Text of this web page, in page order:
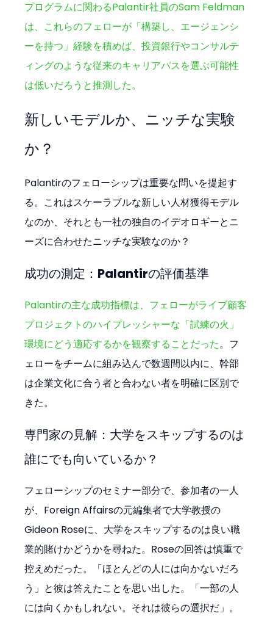
プログラムに関わるPalantir社員のSam Feldman
は、これらのフェローが「構築し、エージェンシ
ーを持つ」経験を積めば、投資銀行やコンサルテ
ィングのような従来のキャリアパスを選ぶ可能性
は低いだろうと推測した。
新しいモデルか、ニッチな実験
か？
Palantirのフェローシップは重要な問いを提起す
る。これはスケーラブルな新しい人材獲得モデル
なのか、それとも一社の独自のイデオロギーとニ
ーズに合わせたニッチな実験なのか？
成功の測定：Palantirの評価基準
Palantirの主な成功指標は、フェローがライブ顧客
プロジェクトのハイプレッシャーな「試練の火」
環境にどう適応するかを観察することだった。フ
ェローをチームに組み込んで数週間以内に、幹部
は企業文化に合う者と合わない者を明確に区別で
きた。
専門家の見解：大学をスキップするのは
誰にでも向いているか？
フェローシップのセミナー部分で、参加者の一人
が、Foreign Affairsの元編集者で大学教授の
Gideon Roseに、大学をスキップするのは良い職
業的賭けかどうかを尋ねた。Roseの回答は慎重で
控えめだった。「ほとんどの人には向かないだろ
う」と彼は答えたことを思い出した。「一部の人
には向くかもしれない。それは彼らの選択だ」。